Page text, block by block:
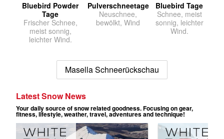
Bluebird Powder
Tage
Frischer Schnee,
meist sonnig,
leichter Wind.
Pulverschneetage
Neuschnee,
bewölkt, Wind
Bluebird Tage
Schnee, meist
sonnig, leichter
Wind.
Masella Schneerückschau